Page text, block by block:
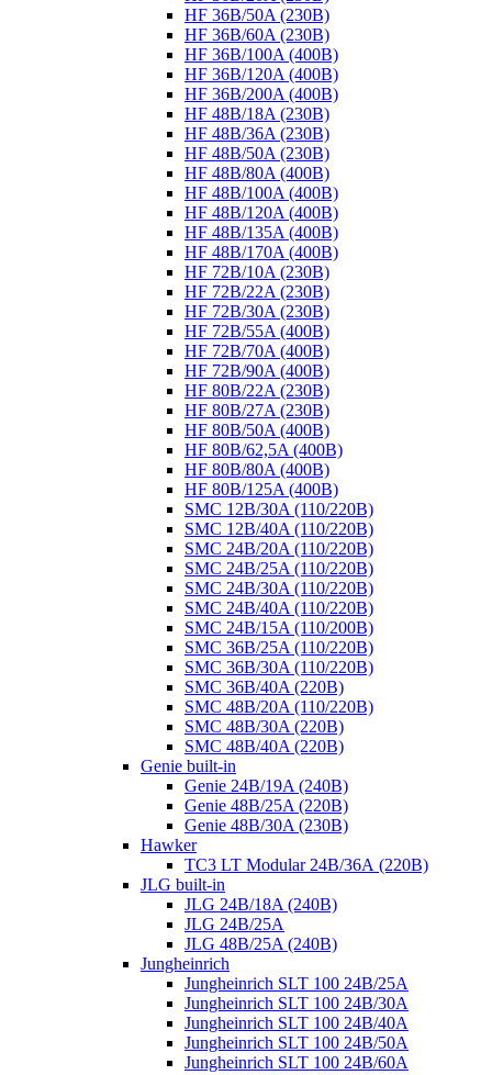
HF 36B/50A (230B)
HF 36B/60A (230B)
HF 36B/100A (400B)
HF 36B/120A (400B)
HF 36B/200A (400B)
HF 48B/18A (230B)
HF 48B/36A (230B)
HF 48B/50A (230B)
HF 48B/80A (400B)
HF 48B/100A (400B)
HF 48B/120A (400B)
HF 48B/135A (400B)
HF 48B/170A (400B)
HF 72B/10A (230B)
HF 72B/22A (230B)
HF 72B/30A (230B)
HF 72B/55A (400B)
HF 72B/70A (400B)
HF 72B/90A (400B)
HF 80B/22A (230B)
HF 80B/27A (230B)
HF 80B/50A (400B)
HF 80B/62,5A (400B)
HF 80B/80A (400B)
HF 80B/125A (400B)
SMC 12B/30A (110/220B)
SMC 12B/40A (110/220B)
SMC 24B/20A (110/220B)
SMC 24B/25A (110/220B)
SMC 24B/30A (110/220B)
SMC 24B/40A (110/220B)
SMC 24B/15A (110/200B)
SMC 36B/25A (110/220B)
SMC 36B/30A (110/220B)
SMC 36B/40A (220B)
SMC 48B/20A (110/220B)
SMC 48B/30A (220B)
SMC 48B/40A (220B)
Genie built-in
Genie 24B/19A (240B)
Genie 48B/25A (220B)
Genie 48B/30A (230B)
Hawker
TC3 LT Modular 24В/36А (220B)
JLG built-in
JLG 24B/18A (240B)
JLG 24B/25A
JLG 48B/25A (240B)
Jungheinrich
Jungheinrich SLT 100 24B/25A
Jungheinrich SLT 100 24B/30A
Jungheinrich SLT 100 24B/40A
Jungheinrich SLT 100 24B/50A
Jungheinrich SLT 100 24B/60A